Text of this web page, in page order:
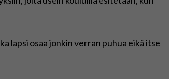
lapsi osaa jonkin verran puhua eikä itse